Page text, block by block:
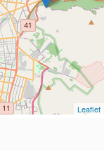
Leaflet